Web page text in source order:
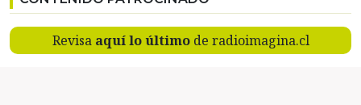
Revisa aquí lo últimode radioimagina.cl